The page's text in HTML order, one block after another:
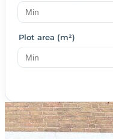
Plot area (m²)